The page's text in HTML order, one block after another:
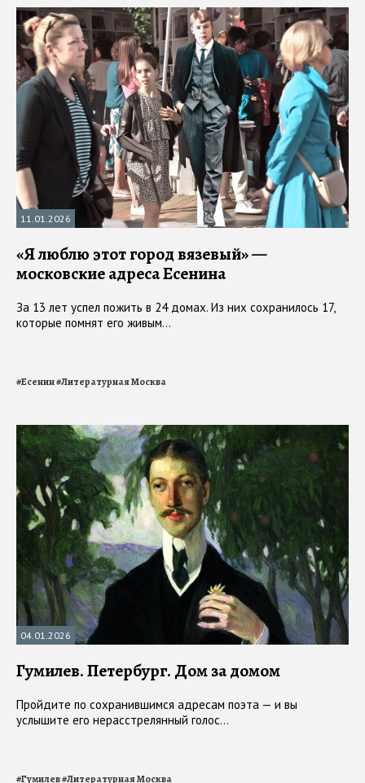
11.01.2026
«Я люблю этот город вязевый» —
московские адреса Есенина
За 13 лет успел пожить в 24 домах. Из них сохранилось 17,
которые помнят его живым...
#Есенин#Литературная Москва
04.01.2026
Гумилев. Петербург. Дом за домом
Пройдите по сохранившимся адресам поэта — и вы
услышите его нерасстрелянный голос...
#Гумилев#Литературная Москва